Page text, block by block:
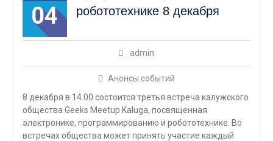
04
робототехнике 8 декабря
admin
Анонсы событий
8 декабря в 14.00 состоится третья встреча калужского
общества Geeks Meetup Kaluga, посвященная
электронике, программированию и робототехнике. Во
встречах общества может принять участие каждый